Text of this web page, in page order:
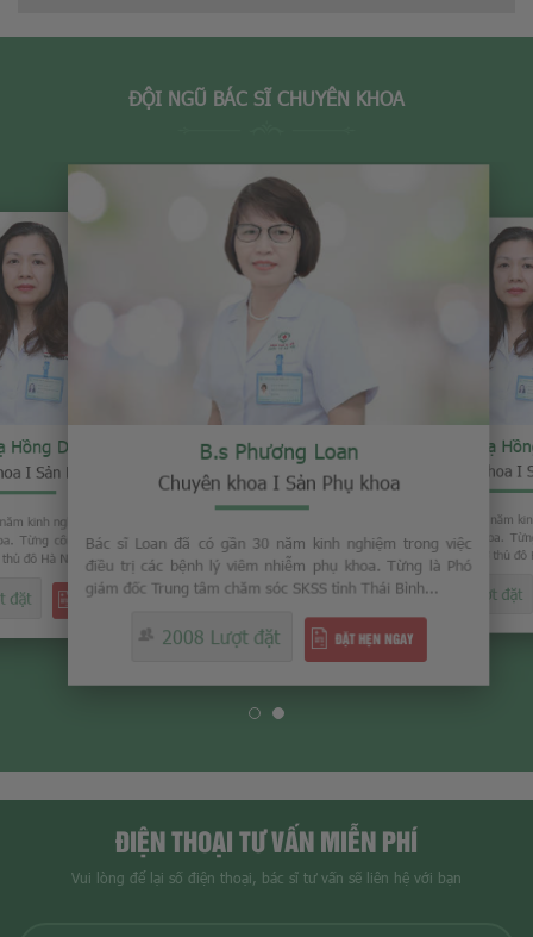
ĐỘI NGŨ BÁC SĨ CHUYÊN KHOA
Duyên
I Sản Phụ khoa
kinh nghiệm điều trị các bệnh
công tác tại nhiều bệnh
đô Hà Nội...
ĐẶT HẸN NGAY
B.s Phương Loan
Chuyên khoa I Sản Phụ khoa
Bác sĩ Loan đã có gần 30 năm kinh nghiệm trong việc
điều trị các bệnh lý viêm nhiễm phụ khoa. Từng là Phó
giám đốc Trung tâm chăm sóc SKSS tỉnh Thái Bình...
2008 Lượt đặt ĐẶT HẸN NGAY
B.s Tạ
Chuyên khoa I
Bác sĩ Duyên đã có 30 năm
lý viêm nhiễm phụ khoa.
viện chuyên khoa lớn ở thủ đô
2103 Lượt đặt
ĐIỆN THOẠI TƯ VẤN MIỄN PHÍ
Vui lòng để lại số điện thoại, bác sĩ tư vấn sẽ liên hệ với bạn